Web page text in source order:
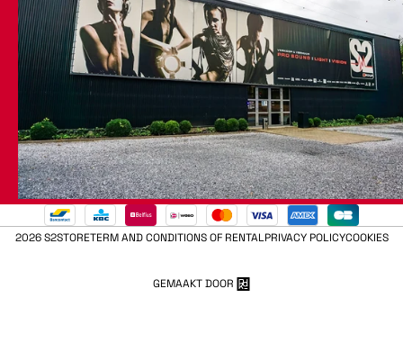
2026 S2STORETERM AND CONDITIONS OF RENTALPRIVACY POLICYCOOKIES
GEMAAKT DOOR